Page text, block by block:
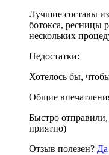
Лучшие составы
ботокса, ресницы
нескольких
Недостатки:
Хотелось бы,
Общие
Быстро
приятно)
Отзыв полезен?